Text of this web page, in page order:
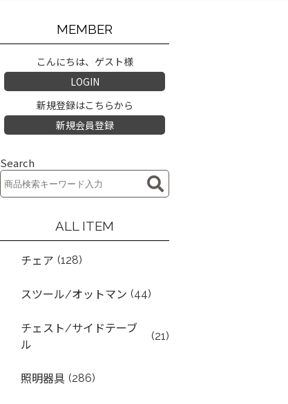
MEMBER
こんにちは、ゲスト様
LOGIN
新規登録はこちらから
新規会員登録
Search
ALL ITEM
チェア (128)
スツール/オットマン (44)
チェスト/サイドテーブ
ル
(21)
照明器具 (286)